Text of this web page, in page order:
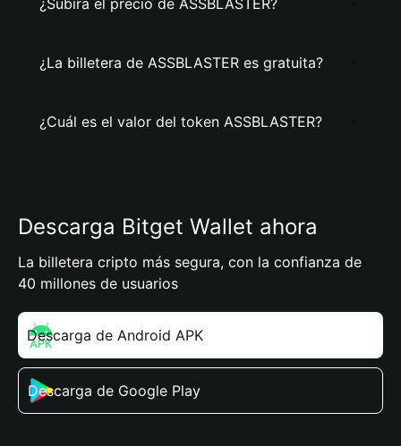
¿Subirá el precio de ASSBLASTER?
¿La billetera de ASSBLASTER es gratuita?
¿Cuál es el valor del token ASSBLASTER?
Descarga Bitget Wallet ahora
La billetera cripto más segura, con la confianza de
40 millones de usuarios
Descarga de Android APK
Descarga de Google Play